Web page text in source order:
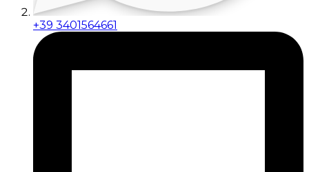
+39 3401564661